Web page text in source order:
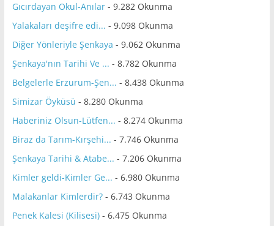
Gıcırdayan Okul-Anılar- 9.282 Okunma
Yalakaları deşifre edi... - 9.098 Okunma
Diğer Yönleriyle Şenkaya - 9.062 Okunma
Şenkaya'nın Tarihi Ve ... - 8.782 Okunma
Belgelerle Erzurum-Şen... - 8.438 Okunma
Simizar Öyküsü - 8.280 Okunma
Haberiniz Olsun-Lütfen... - 8.274 Okunma
Biraz da Tarım-Kırşehi... - 7.746 Okunma
Şenkaya Tarihi & Atabe... - 7.206 Okunma
Kimler geldi-Kimler Ge... - 6.980 Okunma
Malakanlar Kimlerdir?- 6.743 Okunma
Penek Kalesi (Kilisesi)- 6.475 Okunma